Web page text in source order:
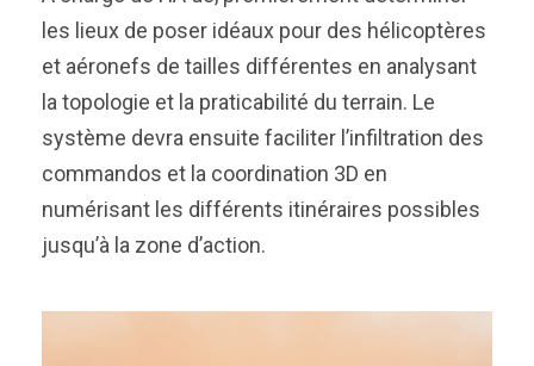
les lieux de poser idéaux pour des hélicoptères
et aéronefs de tailles différentes en analysant
la topologie et la praticabilité du terrain. Le
système devra ensuite faciliter l’infiltration des
commandos et la coordination 3D en
numérisant les différents itinéraires possibles
jusqu’à la zone d’action.